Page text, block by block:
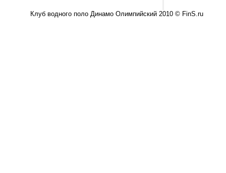
Клуб водного поло Динамо Олимпийский 2010 © FinS.ru